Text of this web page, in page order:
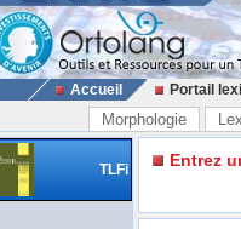
Accueil Portail
Morphologie
TLFi Entrez